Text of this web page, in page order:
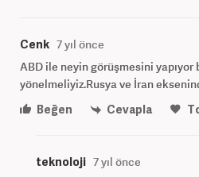
Cenk 7 yıl önce
ABD ile neyin görüşmesini
yönelmeliyiz.Rusya ve İran
Beğen
Cevapla
teknoloji 7 yıl önce